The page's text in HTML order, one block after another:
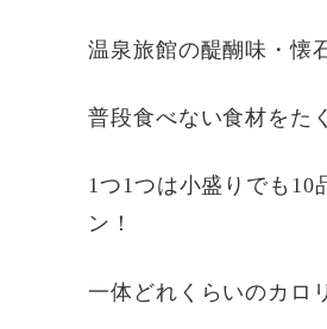
温泉旅館の醍醐味・懐
普段食べない食材をた
1つ1つは小盛りでも
ン！
一体どれくらいのカロ